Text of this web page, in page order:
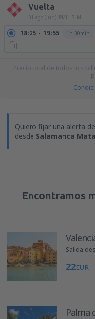
Vuelta
31 ago (lun) PMI - SLM
18:25 19:55 1h 30min
Precio total de todos los
Quiero fijar una alerta
desde Salamanca
Encontramos
Salida
22EUR
Palma